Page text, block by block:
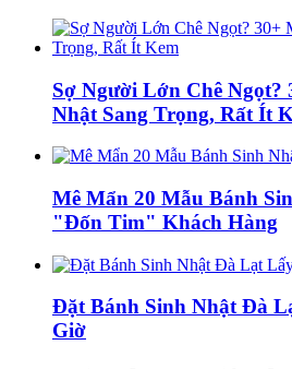
Sợ Người Lớn Chê Ngọt?
Nhật Sang Trọng, Rất Ít
Mê Mẩn 20 Mẫu Bánh
"Đốn Tim" Khách Hàng
Đặt Bánh Sinh Nhật Đà
Giờ